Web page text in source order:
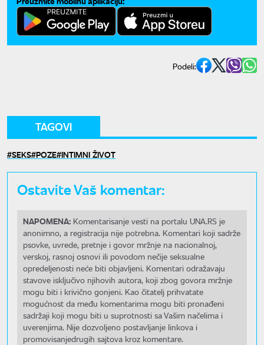
Podeli:
TAGOVI
SEKS POZE INTIMNI ŽIVOT
Ostavite Vaš komentar:
NAPOMENA: Komentarisanje vesti na portalu UNA.RS je
anonimno, a registracija nije potrebna. Komentari koji sadrže
psovke, uvrede, pretnje i govor mržnje na nacionalnoj,
verskoj, rasnoj osnovi ili povodom nečije seksualne
opredeljenosti neće biti objavljeni. Komentari odražavaju
stavove isključivo njihovih autora, koji zbog govora mržnje
mogu biti i krivično gonjeni. Kao čitatelj prihvatate
mogućnost da među komentarima mogu biti pronađeni
sadržaji koji mogu biti u suprotnosti sa Vašim načelima i
uverenjima. Nije dozvoljeno postavljanje linkova i
promovisanjedrugih sajtova kroz komentare.